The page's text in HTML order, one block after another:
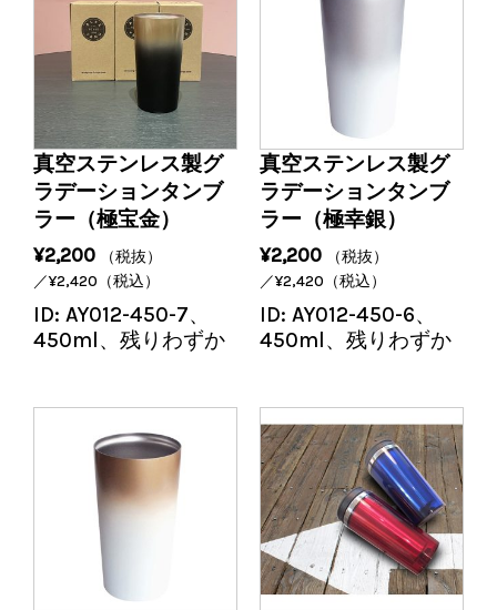
真空ステンレス製グ
ラデーションタンブ
ラー（極宝金）
¥2,200
（税抜）
／¥2,420 （税込）
ID: AY012-450-7、
450ml、残りわずか
真空ステンレス製グ
ラデーションタンブ
ラー（極幸銀）
¥2,200
（税抜）
／¥2,420 （税込）
ID: AY012-450-6、
450ml、残りわずか